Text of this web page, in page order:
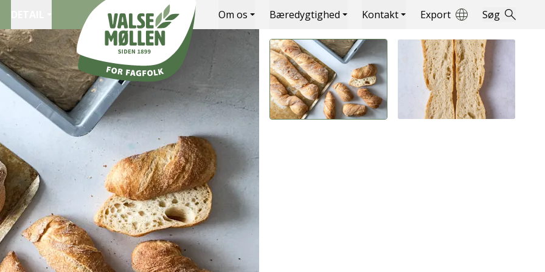
Valsemøllen A/S
Om os Bæredygtighed Kontakt Export Søg